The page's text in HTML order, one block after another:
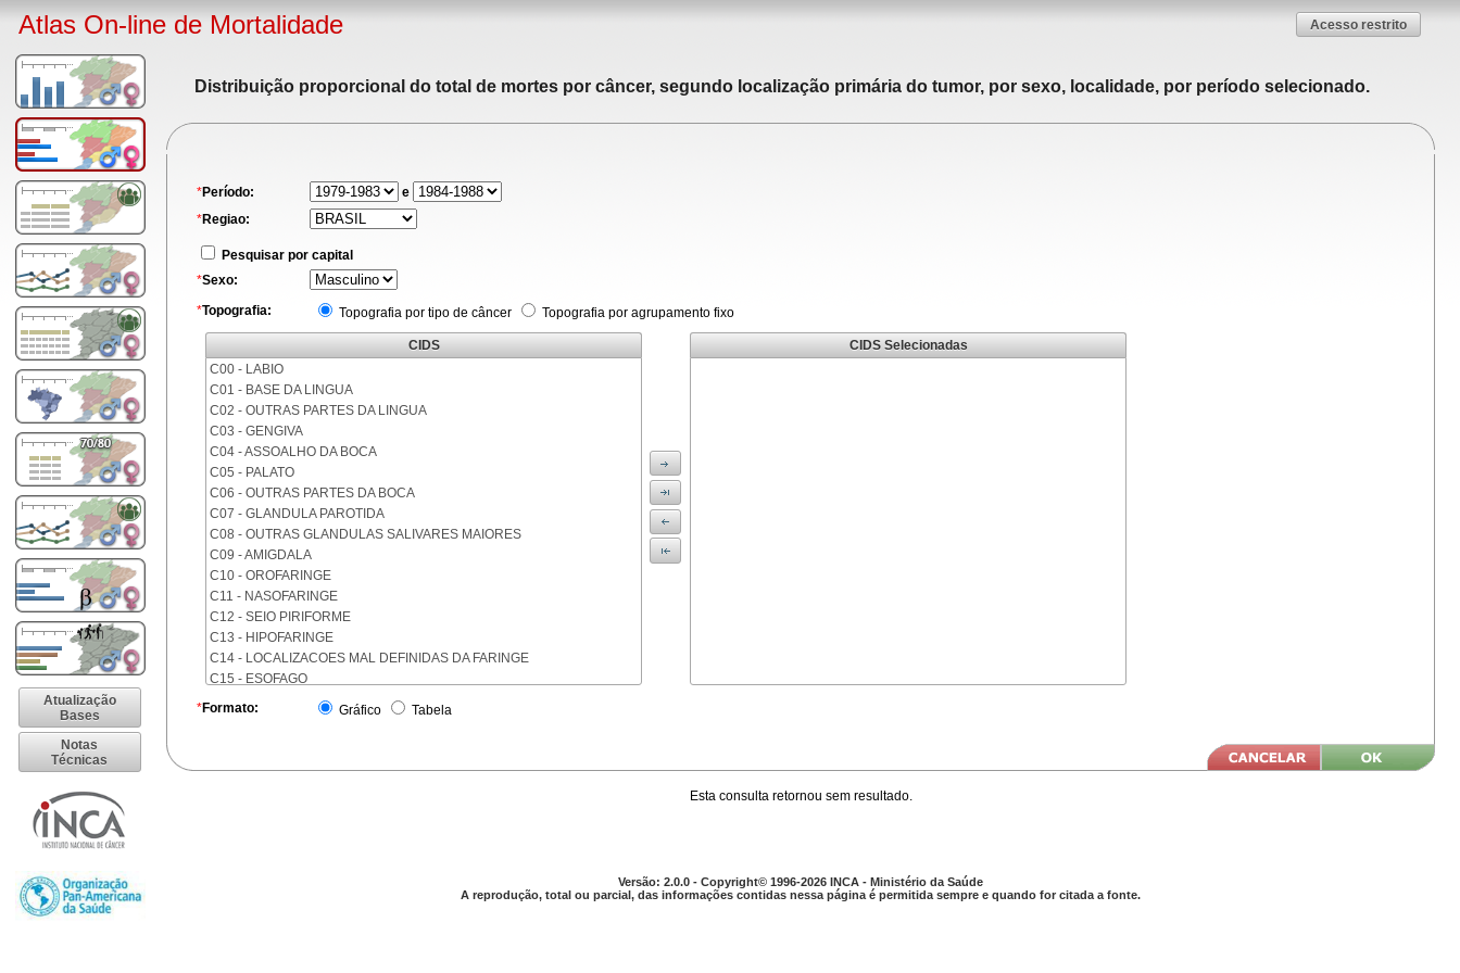
Atlas On-line de Mortalidade Acesso restrito
Atualização
Bases
Notas
Técnicas
Distribuição proporcional do total de mortes por câncer, segundo localização primária do tumor, por sexo, localidade, por período selecionado.
*Período:
e
*Regiao:
Pesquisar por capital
*Sexo:
*Topografia: Topografia por tipo de câncer Topografia por agrupamento fixo
CIDS
C00 - LABIO
C01 - BASE DA LINGUA
C02 - OUTRAS PARTES DA LINGUA
C03 - GENGIVA
C04 - ASSOALHO DA BOCA
C05 - PALATO
C06 - OUTRAS PARTES DA BOCA
C07 - GLANDULA PAROTIDA
C08 - OUTRAS GLANDULAS SALIVARES MAIORES
C09 - AMIGDALA
C10 - OROFARINGE
C11 - NASOFARINGE
C12 - SEIO PIRIFORME
C13 - HIPOFARINGE
C14 - LOCALIZACOES MAL DEFINIDAS DA FARINGE
C15 - ESOFAGO
C26 - LOCALIZACOES MAL DEFINIDAS NO APARELHO DIGESTIVO
CIDS Selecionadas
*Formato: Gráfico Tabela
Esta consulta retornou sem resultado.
Versão: 2.0.0 - Copyright© 1996-2026 INCA - Ministério da Saúde
A reprodução, total ou parcial, das informações contidas nessa página é permitida sempre e quando for citada a fonte.